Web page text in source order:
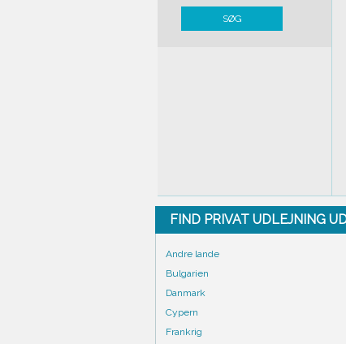
SØG
FIND PRIVAT UDLEJNING
Andre lande
Bulgarien
Danmark
Cypern
Frankrig